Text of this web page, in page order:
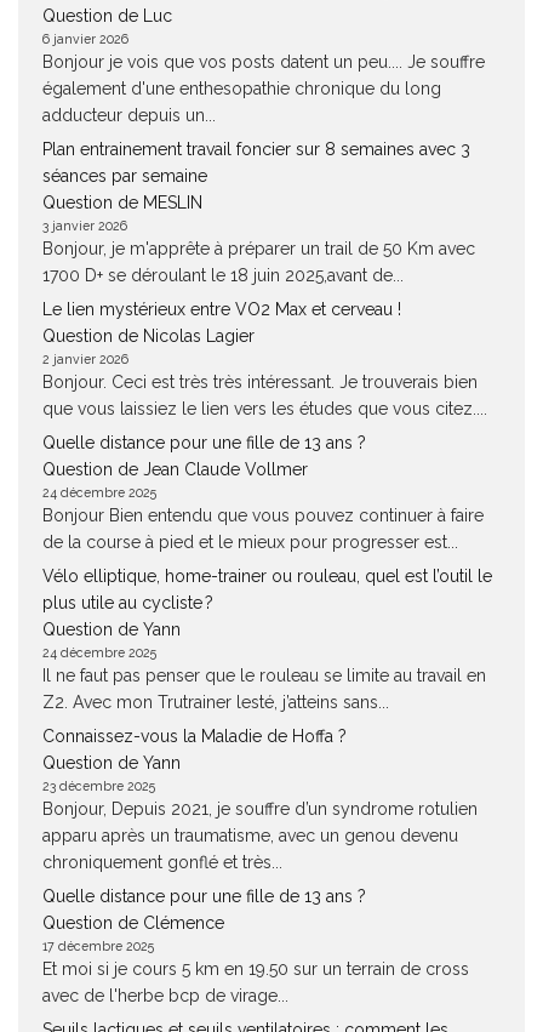
Question de Luc
6 janvier 2026
Bonjour je vois que vos posts datent un peu.... Je souffre
également d'une enthesopathie chronique du long
adducteur depuis un...
Plan entrainement travail foncier sur 8 semaines avec 3
séances par semaine
Question de MESLIN
3 janvier 2026
Bonjour, je m'apprête à préparer un trail de 50 Km avec
1700 D+ se déroulant le 18 juin 2025,avant de...
Le lien mystérieux entre VO2 Max et cerveau !
Question de Nicolas Lagier
2 janvier 2026
Bonjour. Ceci est très très intéressant. Je trouverais bien
que vous laissiez le lien vers les études que vous citez....
Quelle distance pour une fille de 13 ans ?
Question de Jean Claude Vollmer
24 décembre 2025
Bonjour Bien entendu que vous pouvez continuer à faire
de la course à pied et le mieux pour progresser est...
Vélo elliptique, home-trainer ou rouleau, quel est l’outil le
plus utile au cycliste ?
Question de Yann
24 décembre 2025
Il ne faut pas penser que le rouleau se limite au travail en
Z2. Avec mon Trutrainer lesté, j’atteins sans...
Connaissez-vous la Maladie de Hoffa ?
Question de Yann
23 décembre 2025
Bonjour, Depuis 2021, je souffre d’un syndrome rotulien
apparu après un traumatisme, avec un genou devenu
chroniquement gonflé et très...
Quelle distance pour une fille de 13 ans ?
Question de Clémence
17 décembre 2025
Et moi si je cours 5 km en 19.50 sur un terrain de cross
avec de l'herbe bcp de virage...